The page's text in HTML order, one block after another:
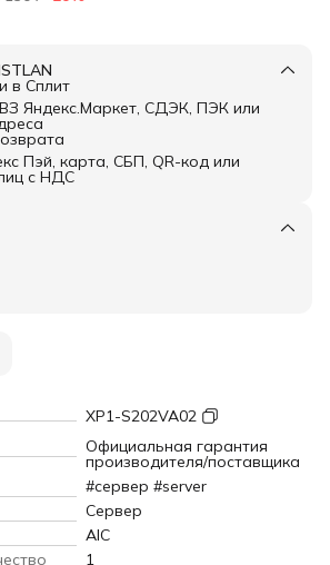
в Сплит
Яндекс.Маркет, СДЭК, ПЭК или
Пэй, карта, СБП, QR-код или
с НДС
XP1-S202VA02
Официальная гарантия
производителя/поставщика
#сервер #server
Сервер
AIC
1